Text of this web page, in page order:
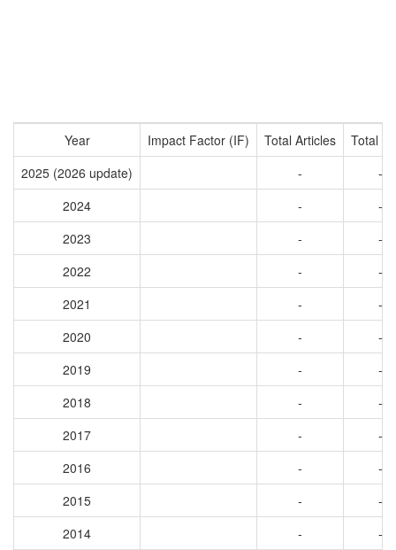
Year Impact Factor (IF) Total Articles
Total
2025 (2026 update)
-
-
2024
-
-
2023
-
-
2022
-
-
2021
-
-
2020
-
-
2019
-
-
2018
-
-
2017
-
-
2016
-
-
2015
-
-
2014
-
-